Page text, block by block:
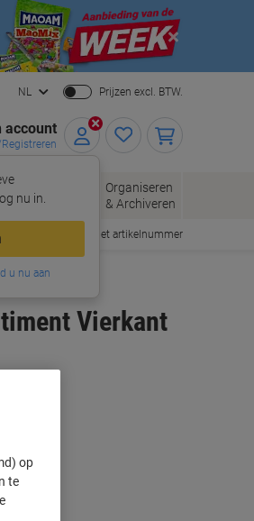
Close
NL Prijzen excl. BTW.
account
nu in.
u nu aan
Kantoorartikelen
Organiseren
& Archiveren
Snel bestellen met artikelnummer
Vierkant
op
te